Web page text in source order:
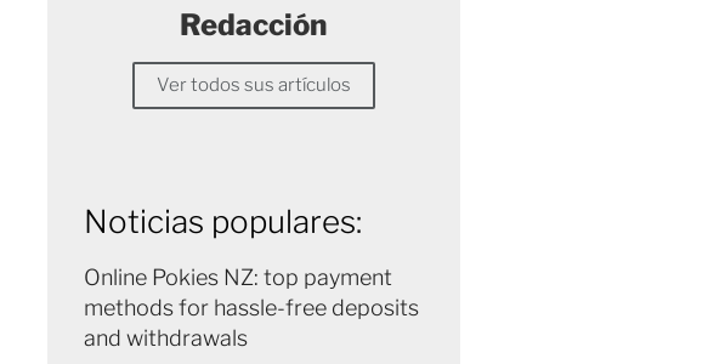
Redacción
Ver todos sus artículos
Noticias populares:
Online Pokies NZ: top payment
methods for hassle-free deposits
and withdrawals